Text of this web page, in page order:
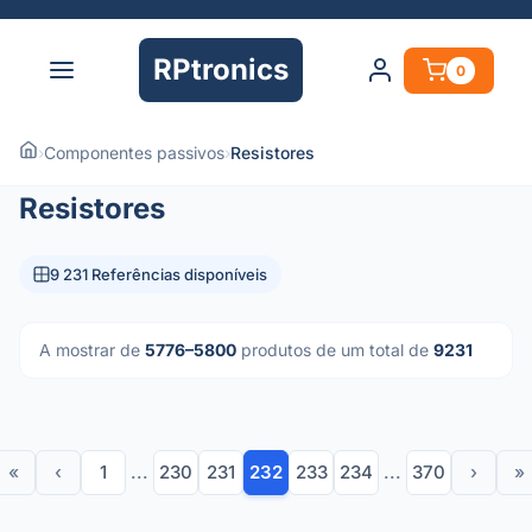
RPtronics 0
›Componentes passivos›Resistores
Resistores
9 231 Referências disponíveis
A mostrar de 5776–5800 produtos de um total de 9231
« ‹ 1 ... 230 231 232 233 234 ... 370 › »